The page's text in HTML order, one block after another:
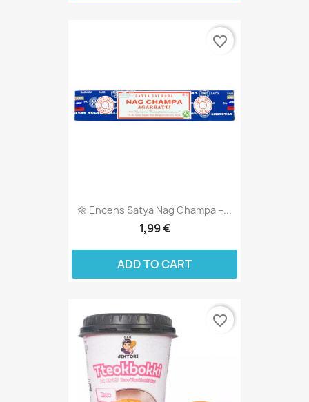
🌼 Encens Satya Nag Champa –...
1,99 €
ADD TO CART
favorite_border
favorite_border